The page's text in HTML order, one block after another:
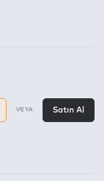
VEYA Satın Al